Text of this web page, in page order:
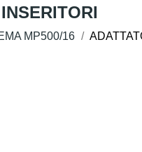
MP500/16